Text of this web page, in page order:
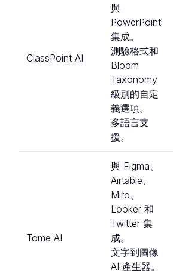
ClassPoint AI
與
PowerPoint
集成。
測驗格式和
Bloom
Taxonomy
級別的自定
義選項。
多語言支
援。
Tome AI
與 Figma、
Airtable、
Miro、
Looker 和
Twitter 集
成。
文字到圖像
AI 產生器。